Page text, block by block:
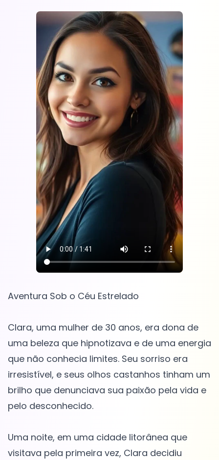
Aventura Sob o Céu Estrelado
Clara, uma mulher de 30 anos, era dona de
uma beleza que hipnotizava e de uma energia
que não conhecia limites. Seu sorriso era
irresistível, e seus olhos castanhos tinham um
brilho que denunciava sua paixão pela vida e
pelo desconhecido.
Uma noite, em uma cidade litorânea que
visitava pela primeira vez, Clara decidiu